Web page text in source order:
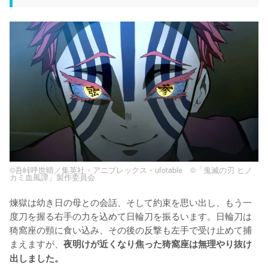
©吾峠呼世晴／集英社・アニプレックス・ufotable ©「鬼滅の刃 ヒノ
カミ血風譚」製作委員会
煉獄は幼き日の母との会話、そして約束を思い出し、もう一
度刀を握る右手の力を込めて日輪刀を振るいます。日輪刀は
猗窩座の頸に食い込み、その後の反撃も左手で受け止めて捕
まえますが、 夜明けが近くなり焦った猗窩座は無理やり抜け
出しました。